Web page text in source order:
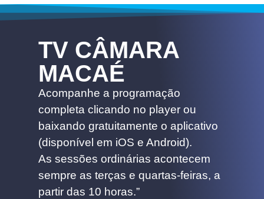
TV CÂMARA
MACAÉ
Acompanhe a programação
completa clicando no player ou
baixando gratuitamente o aplicativo
(disponível em iOS e Android).
As sessões ordinárias acontecem
sempre as terças e quartas-feiras, a
partir das 10 horas.”